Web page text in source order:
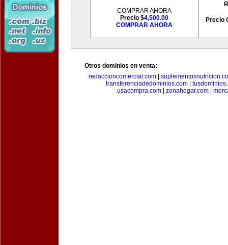
COMPRAR AHORA
Precio $4,500.00
COMPRAR AHORA
Precio
Otros dominios en venta:
redaccioncomercial.com|
transferenciadedominios.com|
usacompra.com
zonahogar.com